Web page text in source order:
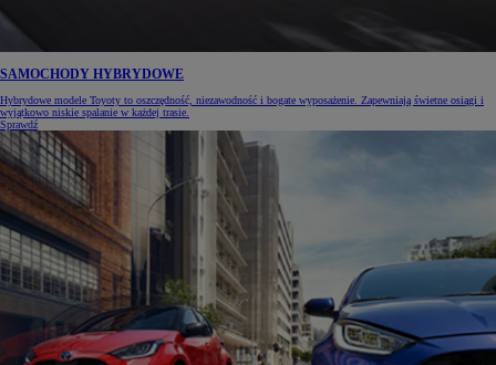
SAMOCHODY HYBRYDOWE
Hybrydowe modele Toyoty to oszczędność, niezawodność i bogate wyposażenie. Zapewniają świetne osiągi i
wyjątkowo niskie spalanie w każdej trasie.
Sprawdź